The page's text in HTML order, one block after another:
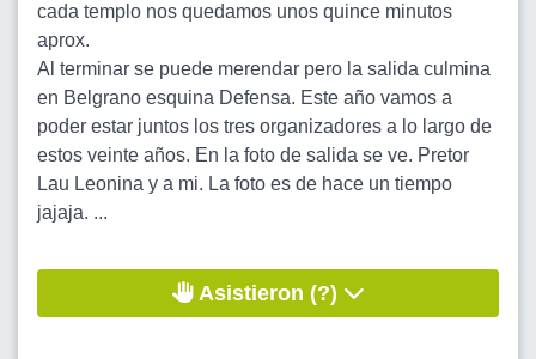
cada templo nos quedamos unos quince minutos
aprox.
Al terminar se puede merendar pero la salida culmina
en Belgrano esquina Defensa. Este año vamos a
poder estar juntos los tres organizadores a lo largo de
estos veinte años. En la foto de salida se ve. Pretor
Lau Leonina y a mi. La foto es de hace un tiempo
jajaja. ...
Asistieron (?)